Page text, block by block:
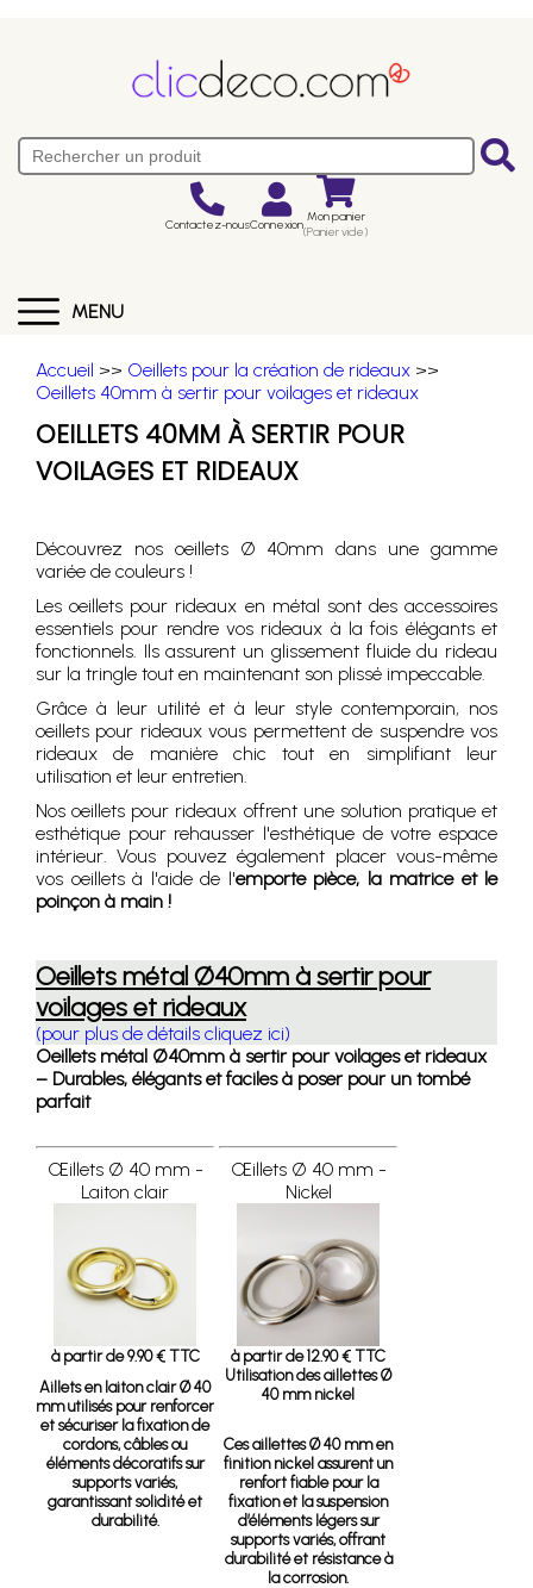
Contactez-nousConnexion Mon panier
(Panier vide)
MENU
Accueil >> Oeillets pour la création de rideaux >>
Oeillets 40mm à sertir pour voilages et rideaux
OEILLETS 40MM À SERTIR POUR
VOILAGES ET RIDEAUX
Découvrez nos oeillets Ø 40mm dans une gamme
variée de couleurs !
Les oeillets pour rideaux en métal sont des accessoires
essentiels pour rendre vos rideaux à la fois élégants et
fonctionnels. Ils assurent un glissement fluide du rideau
sur la tringle tout en maintenant son plissé impeccable.
Grâce à leur utilité et à leur style contemporain, nos
oeillets pour rideaux vous permettent de suspendre vos
rideaux de manière chic tout en simplifiant leur
utilisation et leur entretien.
Nos oeillets pour rideaux offrent une solution pratique et
esthétique pour rehausser l'esthétique de votre espace
intérieur. Vous pouvez également placer vous-même
vos oeillets à l'aide de l'emporte pièce, la matrice et le
poinçon à main !
Oeillets métal Ø40mm à sertir pour
voilages et rideaux
(pour plus de détails cliquez ici)
Oeillets métal Ø40mm à sertir pour voilages et rideaux
– Durables, élégants et faciles à poser pour un tombé
parfait
Œillets Ø 40 mm -
Laiton clair
à partir de 9.90 € TTC
Aillets en laiton clair Ø 40
mmutilisés pour renforcer
et sécuriser la fixation de
cordons, câbles ou
éléments décoratifs sur
supports variés,
garantissant solidité et
durabilité.
Œillets Ø 40 mm -
Nickel
à partir de 12.90 € TTC
Utilisation des aillettes Ø
40 mm nickel
Ces aillettes Ø 40 mm en
finition nickel assurent un
renfort fiable pour la
fixation et la suspension
d’éléments légers sur
supports variés, offrant
durabilité et résistance à
la corrosion.